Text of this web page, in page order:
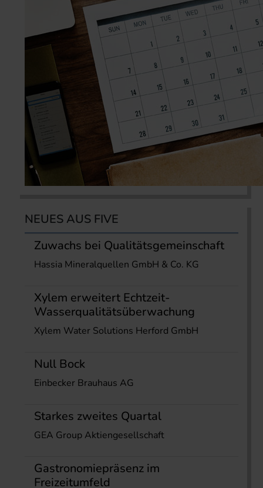
NEUES AUS FIVE
Zuwachs bei Qualitätsgemeinschaft
Hassia Mineralquellen GmbH & Co. KG
Xylem erweitert Echtzeit-
Wasserqualitätsüberwachung
Xylem Water Solutions Herford GmbH
Null Bock
Einbecker Brauhaus AG
Starkes zweites Quartal
GEA Group Aktiengesellschaft
Gastronomiepräsenz im
Freizeitumfeld